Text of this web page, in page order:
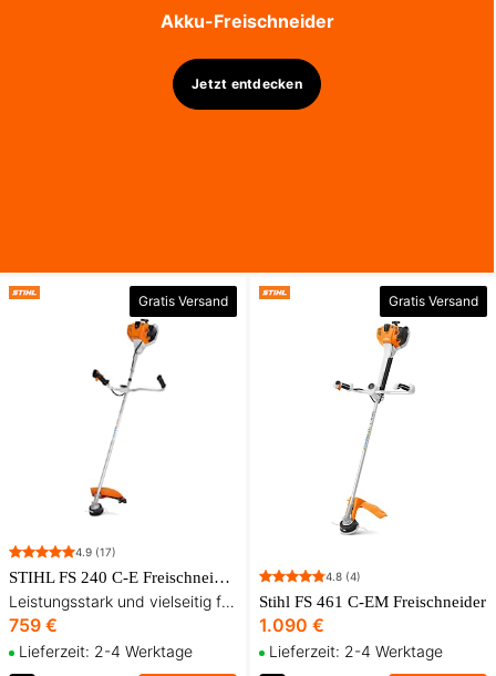
Gratis Versand
4.9 (17)
STIHL FS 240 C-E Freischneider inkl. Tragegurt und drei Schneidausrüstungen
Leistungsstark und vielseitig für Gras, Gestrüpp und kleinere Stämme
759 €
Lieferzeit: 2-4 Werktage
Gratis Versand
4.8 (4)
Stihl FS 461 C-EM Freischneider
1.090 €
Lieferzeit: 2-4 Werktage
Akku-Freischneider
Jetzt entdecken